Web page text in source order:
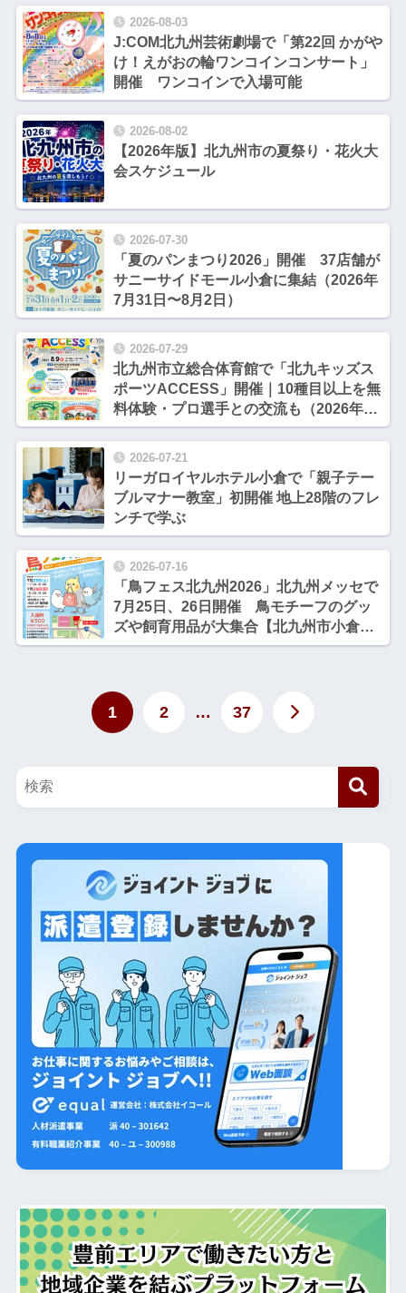
2026-08-03
J:COM北九州芸術劇場で「第22回 かがや
け！えがおの輪ワンコインコンサート」
開催 ワンコインで入場可能
2026-08-02
【2026年版】北九州市の夏祭り・花火大
会スケジュール
2026-07-30
「夏のパンまつり2026」開催 37店舗が
サニーサイドモール小倉に集結（2026年
7月31日〜8月2日）
2026-07-29
北九州市立総合体育館で「北九キッズス
ポーツACCESS」開催｜10種目以上を無
料体験・プロ選手との交流も（2026年8
月9日）
2026-07-21
リーガロイヤルホテル小倉で「親子テー
ブルマナー教室」初開催 地上28階のフレ
ンチで学ぶ
2026-07-16
「鳥フェス北九州2026」北九州メッセで
7月25日、26日開催 鳥モチーフのグッ
ズや飼育用品が大集合【北九州市小倉北
区】
1 2 … 37